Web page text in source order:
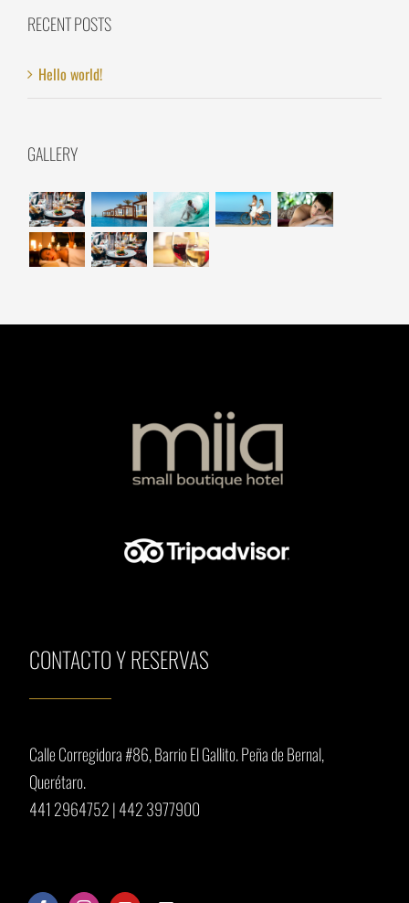
RECENT POSTS
Hello world!
GALLERY
CONTACTO Y RESERVAS
Calle Corregidora #86, Barrio El Gallito.Peña de Bernal,
Querétaro.
441 2964752|442 3977900